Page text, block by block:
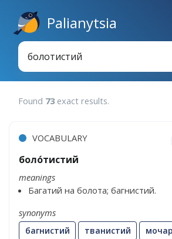
Palianytsia
Found 73 exact results.
VOCABULARY
боло́тистий
meanings
Багатий на болота; багнистий.
synonyms
багнистий тванистий